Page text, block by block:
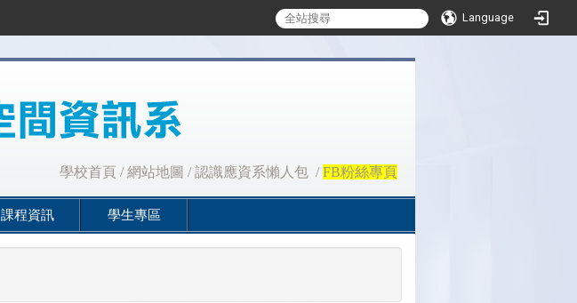
Language
學校首頁 /網站地圖 /認識應資系懶人包 /FB粉絲專頁
課程資訊 學生專區